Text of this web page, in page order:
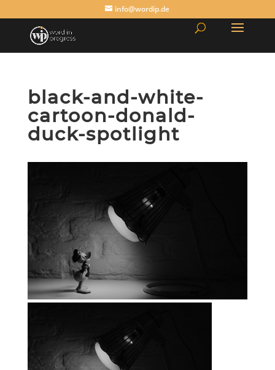
info@wordip.de
black-and-white-
cartoon-donald-
duck-spotlight